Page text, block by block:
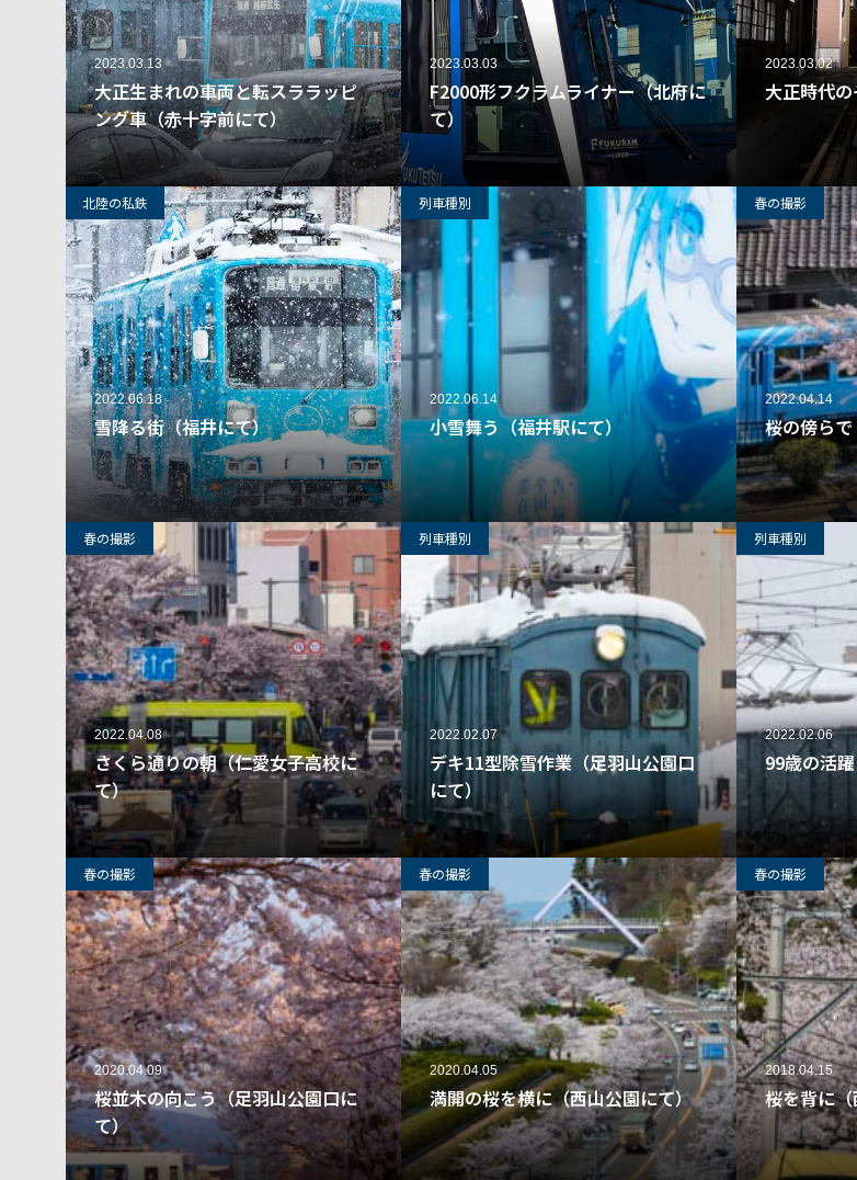
2023.03.13
大正生まれの車両と転スララッピ
ング車（赤十字前にて）
2023.03.03
F2000形フクラムライナー（北府に
て）
2023.03.02
大正時代
2022.06.18
雪降る街（福井にて）
北陸の私鉄
38
2022.06.14
小雪舞う（福井駅にて）
列車種別
2022.04.14
桜の傍ら
春の撮影
2022.04.08
さくら通りの朝（仁愛女子高校に
て）
春の撮影
31
2022.02.07
デキ11型除雪作業（足羽山公園口
にて）
列車種別
62
2022.02.06
99歳の活
列車種別
2020.04.09
桜並木の向こう（足羽山公園口に
て）
春の撮影
266
2020.04.05
満開の桜を横に（西山公園にて）
春の撮影
2018.04.15
桜を背に
春の撮影